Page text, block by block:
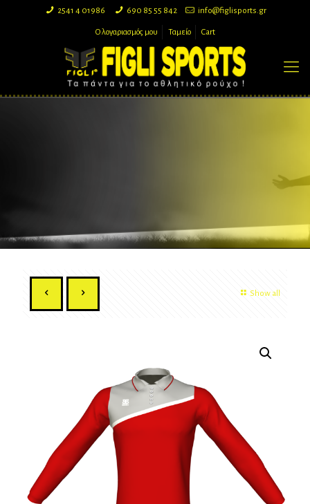
2541 4 01986 690 85 55 842 info@figlisports.gr
Ο λογαριασμός μου Ταμείο Cart
Show all